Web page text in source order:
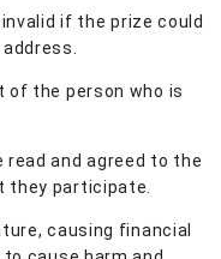
if the prize could
of the person who is
and agreed to the
they participate.
causing financial